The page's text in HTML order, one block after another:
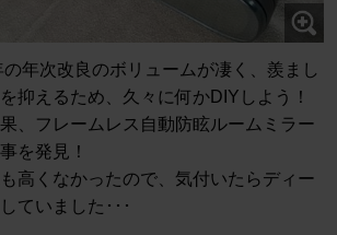
年次改良のボリュームが凄く、羨まし
抑えるため、久々に何かDIYしよう！
、フレームレス自動防眩ルームミラー
を発見！
高くなかったので、気付いたらディー
ていました･･･